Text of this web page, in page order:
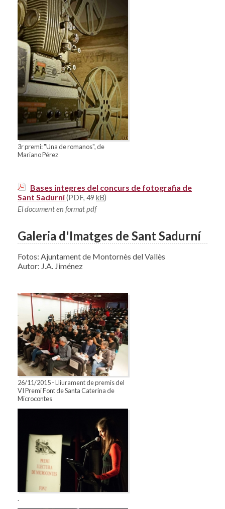
3r premi: "Una de romanos", de
Mariano Pérez
Bases integres del concurs de fotografia de
Sant Sadurní(PDF, 49 kB)
El document en format pdf
Galeria d'Imatges de Sant Sadurní
Fotos: Ajuntament de Montornès del Vallès
Autor: J.A. Jiménez
26/11/2015 - Lliurament de premis del
VI Premi Font de Santa Caterina de
Microcontes
.